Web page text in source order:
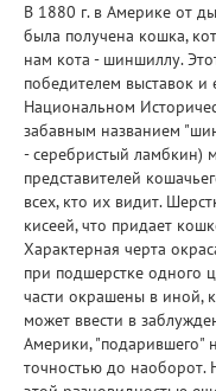
В 1880 г. в Америке от
была получена кошка,
нам кота - шиншиллу.
победителем выставок и
Национальном
забавным названием
- серебристый ламбкин)
представителей
всех, кто их видит.
кисеей, что придает
Характерная черта
при подшерстке одного
части окрашены в иной,
может ввести в
Америки, "подарившего"
точностью до наоборот.